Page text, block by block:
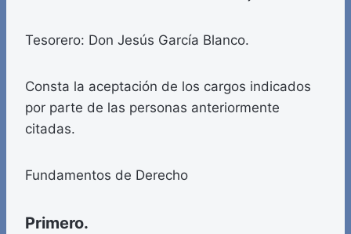
Tesorero: Don Jesús García Blanco.
Consta la aceptación de los cargos indicados
por parte de las personas anteriormente
citadas.
Fundamentos de Derecho
Primero.